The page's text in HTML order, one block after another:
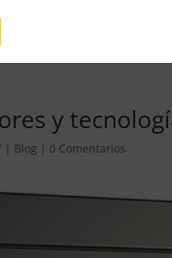
y
| Blog | 0 Comentarios